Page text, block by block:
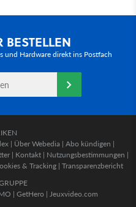
BESTELLEN
und Hardware direkt ins Postfach
| Über Webedia | Abo kündigen |
| Kontakt | Nutzungsbestimmungen |
& Tracking | Transparenzbericht
| GetHero | Jeuxvideo.com